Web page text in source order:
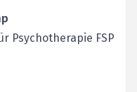
Psychotherapie FSP